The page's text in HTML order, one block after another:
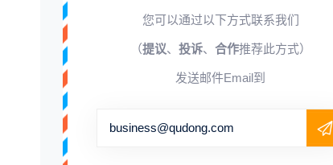
您可以通过以下方式联系我们
（提议、 投诉、 合作推荐此方式）
发送邮件Email到
business@qudong.com